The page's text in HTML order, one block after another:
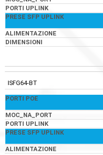
ISFG64-BT